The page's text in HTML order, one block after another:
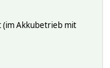
(im Akkubetrieb mit